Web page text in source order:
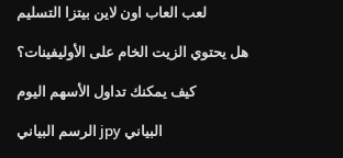
لعب العاب اون لاين بيتزا التسليم
هل يحتوي الزيت الخام على الأوليفينات؟
كيف يمكنك تداول الأسهم اليوم
الرسم البياني jpy البياني